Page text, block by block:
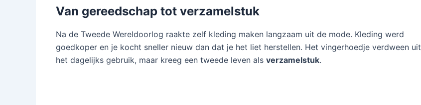
Van gereedschap tot verzamelstuk
Na de Tweede Wereldoorlog raakte zelf kleding maken langzaam uit de mode. Kleding werd
goedkoper en je kocht sneller nieuw dan dat je het liet herstellen. Het vingerhoedje verdween uit
het dagelijks gebruik, maar kreeg een tweede leven als verzamelstuk.